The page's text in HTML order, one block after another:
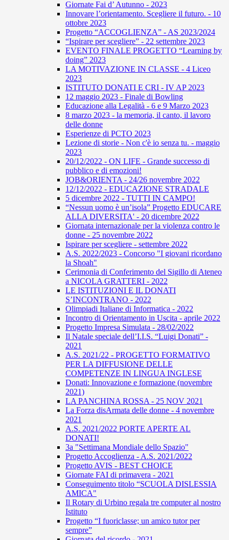
Giornate Fai d’ Autunno - 2023
Innovare l’orientamento. Scegliere il futuro. - 10
ottobre 2023
Progetto “ACCOGLIENZA” - AS 2023/2024
“Ispirare per scegliere” - 22 settembre 2023
EVENTO FINALE PROGETTO “Learning by
doing” 2023
LA MOTIVAZIONE IN CLASSE - 4 Liceo
2023
ISTITUTO DONATI E CRI - IV AP 2023
12 maggio 2023 - Finale di Bowling
Educazione alla Legalità - 6 e 9 Marzo 2023
8 marzo 2023 - la memoria, il canto, il lavoro
delle donne
Esperienze di PCTO 2023
Lezione di storie - Non c'è io senza tu. - maggio
2023
20/12/2022 - ON LIFE - Grande successo di
pubblico e di emozioni!
JOB&ORIENTA - 24/26 novembre 2022
12/12/2022 - EDUCAZIONE STRADALE
5 dicembre 2022 - TUTTI IN CAMPO!
“Nessun uomo è un’isola” Progetto EDUCARE
ALLA DIVERSITA' - 20 dicembre 2022
Giornata internazionale per la violenza contro le
donne - 25 novembre 2022
Ispirare per scegliere - settembre 2022
A.S. 2022/2023 - Concorso "I giovani ricordano
la Shoah"
Cerimonia di Conferimento del Sigillo di Ateneo
a NICOLA GRATTERI - 2022
LE ISTITUZIONI E IL DONATI
S’INCONTRANO - 2022
Olimpiadi Italiane di Informatica - 2022
Incontro di Orientamento in Uscita - aprile 2022
Progetto Impresa Simulata - 28/02/2022
Il Natale speciale dell’I.I.S. “Luigi Donati” -
2021
A.S. 2021/22 - PROGETTO FORMATIVO
PER LA DIFFUSIONE DELLE
COMPETENZE IN LINGUA INGLESE
Donati: Innovazione e formazione (novembre
2021)
LA PANCHINA ROSSA - 25 NOV 2021
La Forza disArmata delle donne - 4 novembre
2021
A.S. 2021/2022 PORTE APERTE AL
DONATI!
3a "Settimana Mondiale dello Spazio"
Progetto Accoglienza - A.S. 2021/2022
Progetto AVIS - BEST CHOICE
Giornate FAI di primavera - 2021
Conseguimento titolo “SCUOLA DISLESSIA
AMICA"
Il Rotary di Urbino regala tre computer al nostro
Istituto
Progetto “I fuoriclasse; un amico tutor per
sempre”